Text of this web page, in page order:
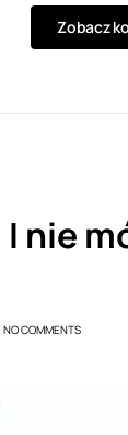
Zobacz
nie
NO COMMENTS